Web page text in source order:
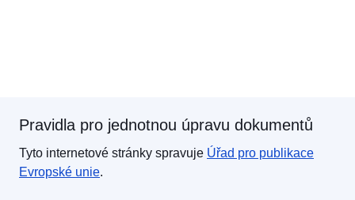
Pravidla pro jednotnou úpravu dokumentů
Tyto internetové stránky spravuje Úřad pro publikace
Evropské unie.